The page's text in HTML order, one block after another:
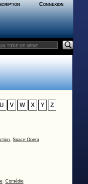
Connexion
U V W X Y Z
, Space Opera
, Comédie